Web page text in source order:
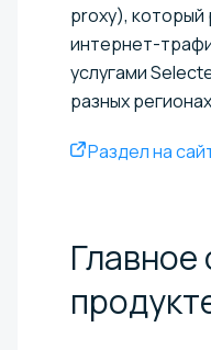
proxy),
интернет-
услугами
разных
Раздел на
Главное